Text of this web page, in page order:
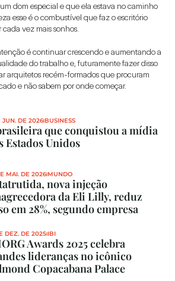
um dom especial e que ela estava no caminho
esse é o combustível que faz o escritório
vez mais sonhos.
é continuar crescendo e aumentando a
do trabalho e, futuramente fazer disso
arquitetos recém-formados que procuram
e não sabem por onde começar.
JUN. DE 2026 BUSINESS
que conquistou a mídia
Estados Unidos
MAI. DE 2026 MUNDO
nova injeção
da Eli Lilly, reduz
em 28%, segundo empresa
DEZ. DE 2025 IBI
Awards 2025 celebra
lideranças no icônico
Copacabana Palace